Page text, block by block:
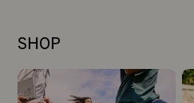
SHOP